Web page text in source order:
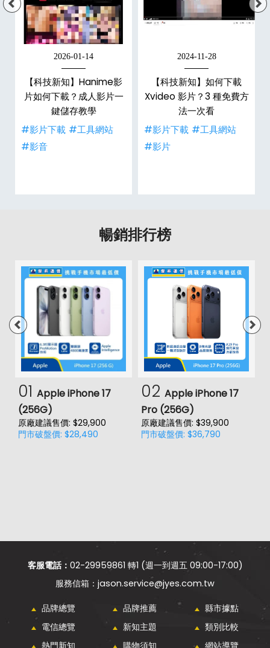
2026-01-14
【科技新知】Hanime影
片如何下載？成人影片一
鍵儲存教學
#影片下載 #工具網站
#影音
2024-11-28
【科技新知】如何下載
Xvideo 影片？3 種免費方
法一次看
#影片下載 #工具網站
#影片
暢銷排行榜
01 Apple iPhone 17
(256G)
原廠建議售價: $29,900
門市破盤價: $28,490
02 Apple iPhone 17
Pro (256G)
原廠建議售價: $39,900
門市破盤價: $36,790
客服電話： 02-29959861 轉1 (週一到週五 09:00-17:00)
jason.service@jyes.com.tw
品牌總覽 品牌推薦
縣市據點
電信總覽
新知主題
類別比較